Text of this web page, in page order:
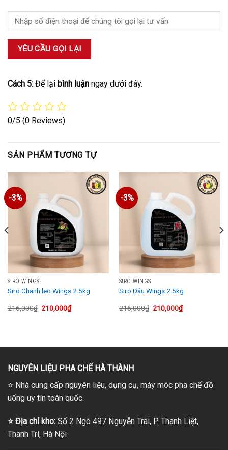
Cách 5: Để lại bình luận ngay dưới đây.
0/5 (0 Reviews)
SẢN PHẨM TƯƠNG TỰ
-3%
SIRO WINGS
Siro Chanh leo Wings 2.5kg
216,000₫ Giá
210,000₫Giá
hiện
-3%
SIRO WINGS
Siro Dâu Wings 2.5kg
216,000₫ Giá
210,000₫Giá
hiện
NGUYÊN LIỆU PHA CHẾ HÀ THÀNH
⭐ Nhà cung cấp nguyên liệu, dụng cụ, máy móc pha chế đồ
uống uy tín toàn quốc.
⭐Địa chỉ kho: Số 2 Ngõ 497 Nguyễn Trãi, P. Thanh Liệt,
Thanh Trì, Hà Nội